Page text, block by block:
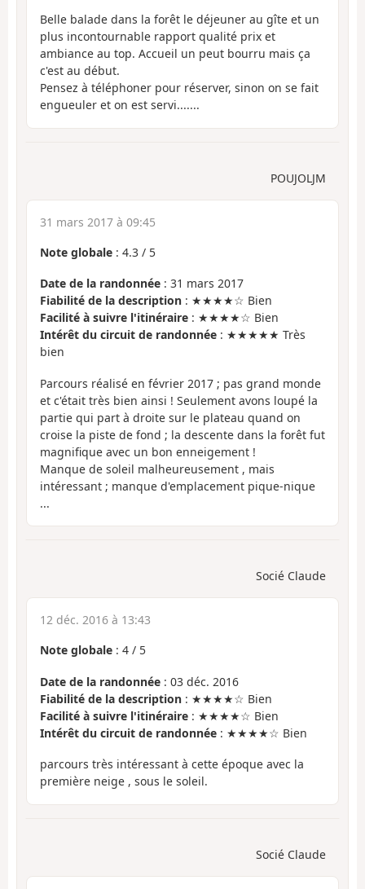
Belle balade dans la forêt le déjeuner au gîte et un
plus incontournable rapport qualité prix et
ambiance au top. Accueil un peut bourru mais ça
c'est au début.
Pensez à téléphoner pour réserver, sinon on se fait
engueuler et on est servi.......
POUJOLJM
31 mars 2017 à 09:45
Note globale : 4.3 / 5
Date de la randonnée : 31 mars 2017
Fiabilité de la description : ★★★★☆ Bien
Facilité à suivre l'itinéraire : ★★★★☆ Bien
Intérêt du circuit de randonnée : ★★★★★ Très
bien
Parcours réalisé en février 2017 ; pas grand monde
et c'était très bien ainsi ! Seulement avons loupé la
partie qui part à droite sur le plateau quand on
croise la piste de fond ; la descente dans la forêt fut
magnifique avec un bon enneigement !
Manque de soleil malheureusement , mais
intéressant ; manque d'emplacement pique-nique
...
Socié Claude
12 déc. 2016 à 13:43
Note globale : 4 / 5
Date de la randonnée : 03 déc. 2016
Fiabilité de la description : ★★★★☆ Bien
Facilité à suivre l'itinéraire : ★★★★☆ Bien
Intérêt du circuit de randonnée : ★★★★☆ Bien
parcours très intéressant à cette époque avec la
première neige , sous le soleil.
Socié Claude